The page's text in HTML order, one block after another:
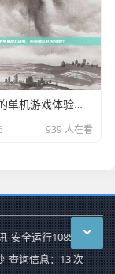
Steam上的单机游戏体验，探索独立游戏的魅力
939 人在看
安全运行1085
天
查询信息：13 次